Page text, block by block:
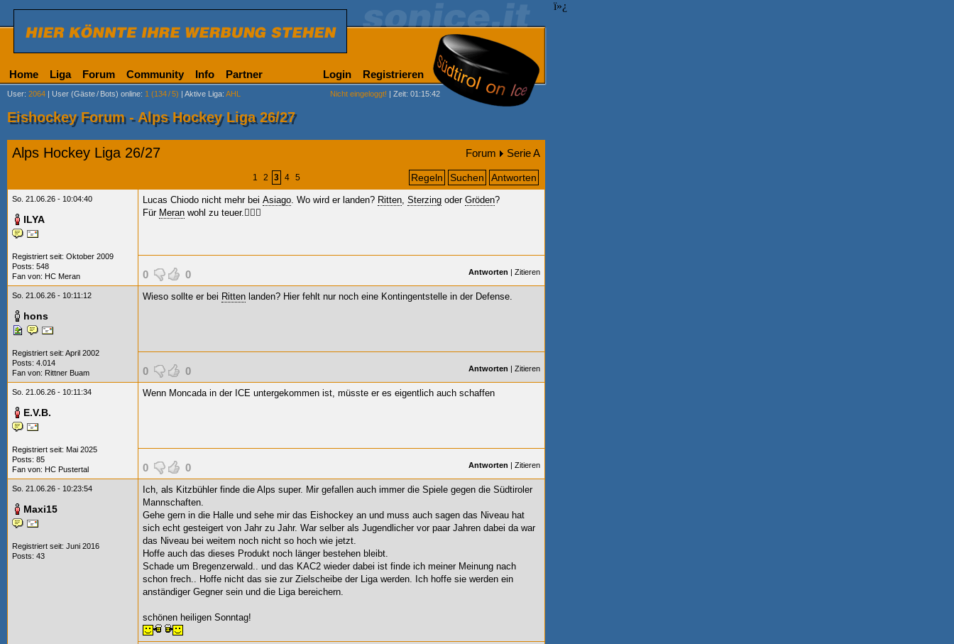
ï»¿
Home Liga Forum Community Info Partner Login Registrieren
User: 2064 | User (Gäste/ Bots) online: 1 (134/5) | Aktive Liga: AHL Nicht eingeloggt! | Zeit: 01:15:42
Eishockey Forum - Alps Hockey Liga 26/27
Alps Hockey Liga 26/27 Forum Serie A
1 2 3 4 5 Regeln Suchen Antworten
So. 21.06.26 - 10:04:40
ILYA
Registriert seit: Oktober 2009
Posts: 548
Fan von: HC Meran
Lucas Chiodo nicht mehr bei Asiago. Wo wird er landen? Ritten, Sterzing oder Gröden?
Für Meran wohl zu teuer.🤷🏻‍♂️
0 0 Antworten | Zitieren
So. 21.06.26 - 10:11:12
hons
Registriert seit: April 2002
Posts: 4.014
Fan von: Rittner Buam
Wieso sollte er bei Ritten landen? Hier fehlt nur noch eine Kontingentstelle in der Defense.
0 0 Antworten | Zitieren
So. 21.06.26 - 10:11:34
E.V.B.
Registriert seit: Mai 2025
Posts: 85
Fan von: HC Pustertal
Wenn Moncada in der ICE untergekommen ist, müsste er es eigentlich auch schaffen
0 0 Antworten | Zitieren
So. 21.06.26 - 10:23:54
Maxi15
Registriert seit: Juni 2016
Posts: 43
Ich, als Kitzbühler finde die Alps super. Mir gefallen auch immer die Spiele gegen die Südtiroler
Mannschaften.
Gehe gern in die Halle und sehe mir das Eishockey an und muss auch sagen das Niveau hat
sich echt gesteigert von Jahr zu Jahr. War selber als Jugendlicher vor paar Jahren dabei da war
das Niveau bei weitem noch nicht so hoch wie jetzt.
Hoffe auch das dieses Produkt noch länger bestehen bleibt.
Schade um Bregenzerwald.. und das KAC2 wieder dabei ist finde ich meiner Meinung nach
schon frech.. Hoffe nicht das sie zur Zielscheibe der Liga werden. Ich hoffe sie werden ein
anständiger Gegner sein und die Liga bereichern.
schönen heiligen Sonntag!